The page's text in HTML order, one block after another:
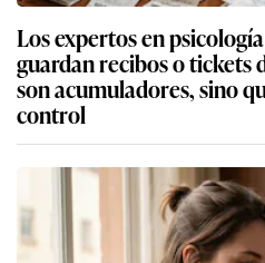
Los expertos en
guardan recibos o tickets
son acumuladores, sino
control